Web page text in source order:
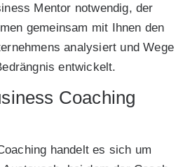
Mentor notwendig, der
gemeinsam mit Ihnen den
analysiert und Wege
entwickelt.
Coaching
handelt es sich um